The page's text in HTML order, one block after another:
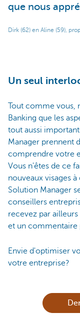
que nous
Dirk (62) en Aline (59),
Un seul
Tout comme vous,
Banking que les
tout aussi
Manager prennent
comprendre votre
Vous n'êtes de ce
nouveaux visages
Solution Manager
conseillers
recevez par
et un commentaire
Envie d'optimiser
votre entreprise?